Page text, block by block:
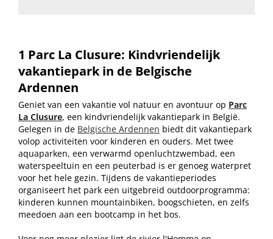
1 Parc La Clusure: Kindvriendelijk
vakantiepark in de Belgische
Ardennen
Geniet van een vakantie vol natuur en avontuur op Parc
La Clusure, een kindvriendelijk vakantiepark in België.
Gelegen in de Belgische Ardennen biedt dit vakantiepark
volop activiteiten voor kinderen en ouders. Met twee
aquaparken, een verwarmd openluchtzwembad, een
waterspeeltuin en een peuterbad is er genoeg waterpret
voor het hele gezin. Tijdens de vakantieperiodes
organiseert het park een uitgebreid outdoorprogramma:
kinderen kunnen mountainbiken, boogschieten, en zelfs
meedoen aan een bootcamp in het bos.